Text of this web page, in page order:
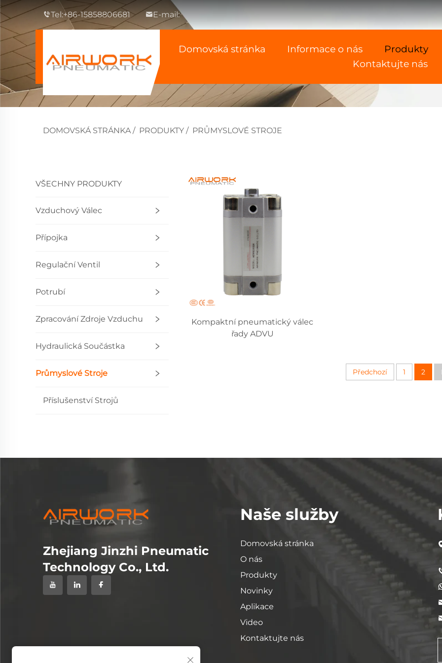
Tel:+86-15858806681 E-mail:
Domovská stránka Informace o nás Produkty
Kontaktujte nás
DOMOVSKÁ STRÁNKA/ PRODUKTY / PRŮMYSLOVÉ STROJE
VŠECHNY PRODUKTY
Vzduchový Válec
Přípojka
Regulační Ventil
Potrubí
Zpracování Zdroje Vzduchu
Hydraulická Součástka
Průmyslové Stroje
Příslušenství Strojů
Kompaktní pneumatický válec
řady ADVU
Předchozí 1 2
Zhejiang Jinzhi Pneumatic
Technology Co., Ltd.
Naše služby
Domovská stránka
O nás
Produkty
Novinky
Aplikace
Video
Kontaktujte nás